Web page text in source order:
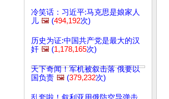
冷笑话：习近平:马克思是娘家人
儿 🖼️ (494,192次)
历史为证:中国共产党是最大的汉
奸 🖼️ (1,178,165次)
天下奇闻！军机被叙击落 俄要以
国负责 🖼️ (379,232次)